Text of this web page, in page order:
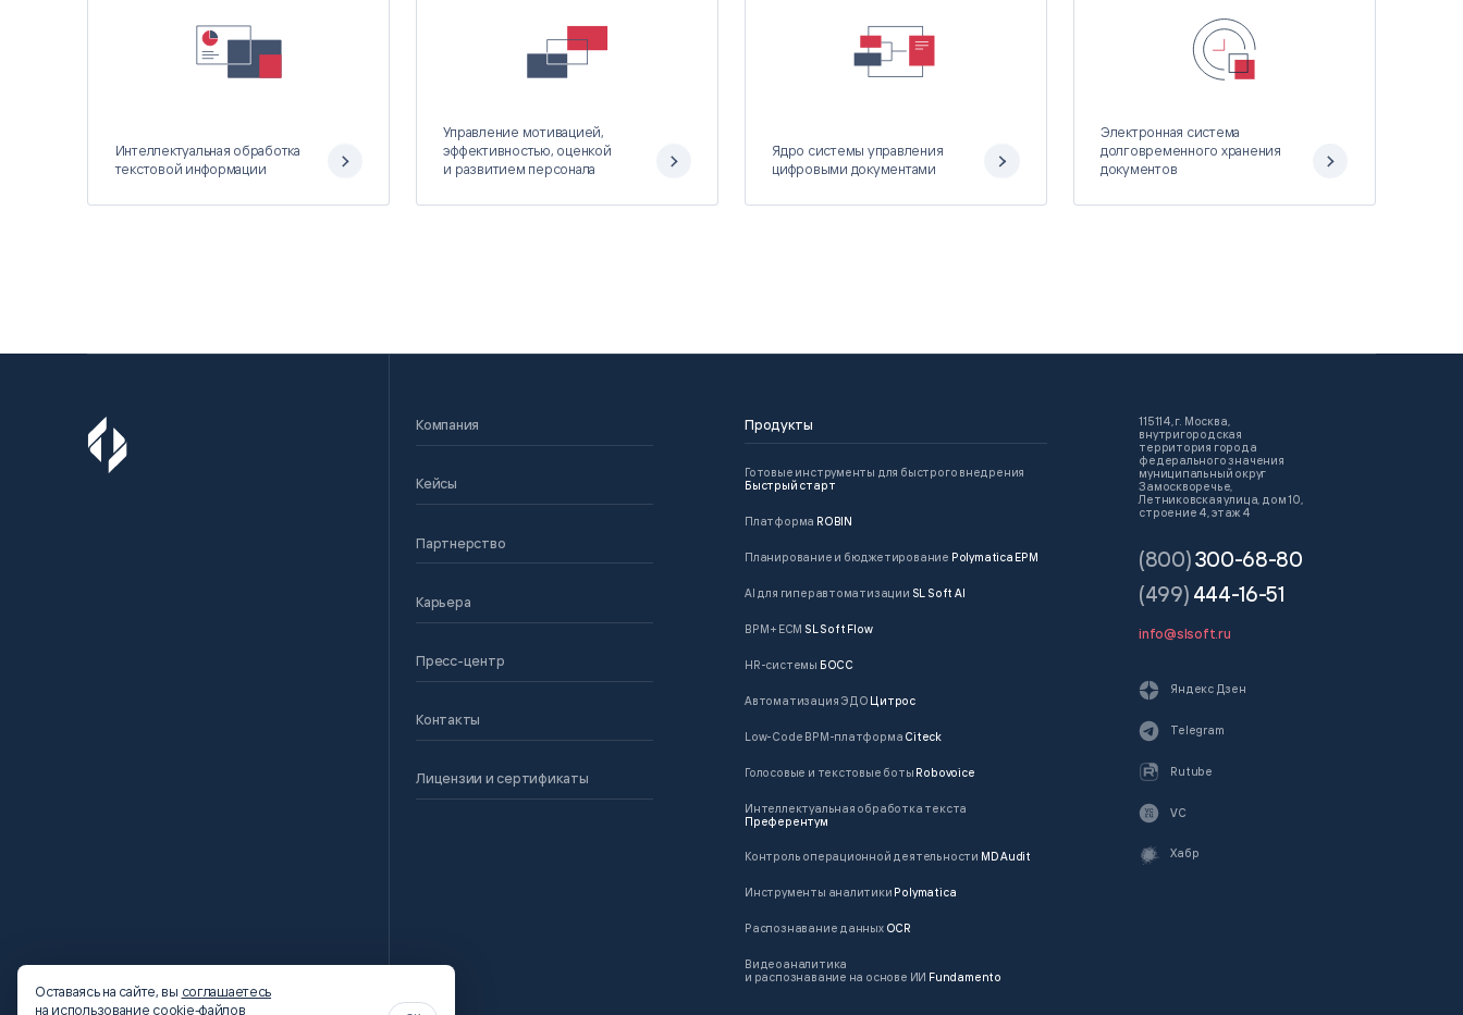
Интеллектуальная обработка
текстовой информации
Управление мотивацией,
эффективностью, оценкой
и развитием персонала
Ядро системы управления
цифровыми документами
Электронная система
долговременного хранения
документов
Компания
Кейсы
Партнерство
Карьера
Пресс-центр
Контакты
Лицензии и сертификаты
Продукты
Готовые инструменты для быстрого внедрения
Быстрый старт
Платформа ROBIN
Планирование и бюджетирование Polymatica EPM
AI для гиперавтоматизации SL Soft AI
BPM + ECM SL Soft Flow
HR-системы БОСС
Автоматизация ЭДО Цитрос
Low-Code BPM-платформа Citeck
Голосовые и текстовые боты Robovoice
Интеллектуальная обработка текста
Преферентум
Контроль операционной деятельности MD Audit
Инструменты аналитики Polymatica
Распознавание данныхOCR
Видеоаналитика
и распознавание на основе ИИ Fundamento
115114, г. Москва,
внутригородская
территория города
федерального значения
муниципальный округ
Замоскворечье,
Летниковская улица, дом 10,
строение 4, этаж 4
(800)300-68-80
(499) 444-16-51
info@slsoft.ru
Яндекс Дзен
Telegram
Rutube
VC
Хабр
Оставаясь на сайте, вы соглашаетесь
на использование cookie-файлов